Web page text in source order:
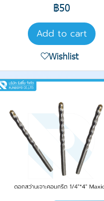
฿50
Add to cart
Wishlist